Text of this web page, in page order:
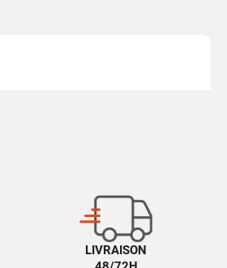
LIVRAISON